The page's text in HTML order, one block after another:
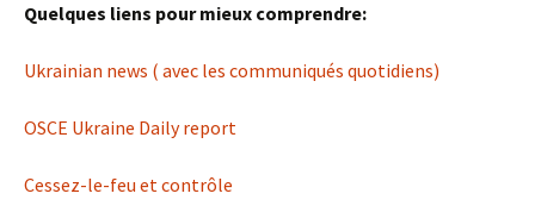
Quelques liens pour mieux comprendre:
Ukrainian news ( avec les communiqués quotidiens)
OSCE Ukraine Daily report
Cessez-le-feu et contrôle